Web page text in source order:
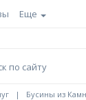
Еще
| Бусины из